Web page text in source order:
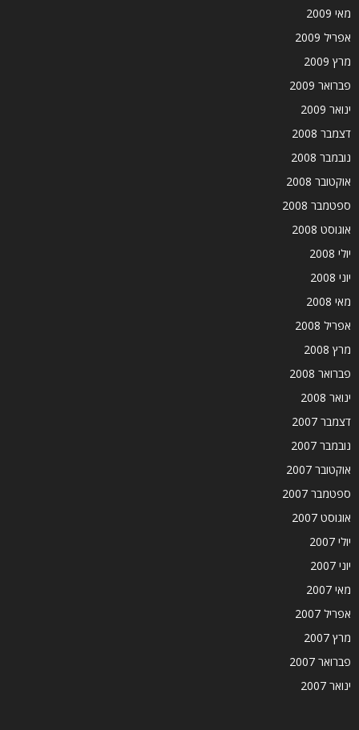
מאי 2009
אפריל 2009
מרץ 2009
פברואר 2009
ינואר 2009
דצמבר 2008
נובמבר 2008
אוקטובר 2008
ספטמבר 2008
אוגוסט 2008
יולי 2008
יוני 2008
מאי 2008
אפריל 2008
מרץ 2008
פברואר 2008
ינואר 2008
דצמבר 2007
נובמבר 2007
אוקטובר 2007
ספטמבר 2007
אוגוסט 2007
יולי 2007
יוני 2007
מאי 2007
אפריל 2007
מרץ 2007
פברואר 2007
ינואר 2007